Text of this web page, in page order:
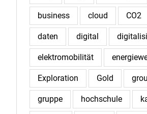
business cloud CO2
daten digital
elektromobilität
Exploration Gold
gruppe hochschule